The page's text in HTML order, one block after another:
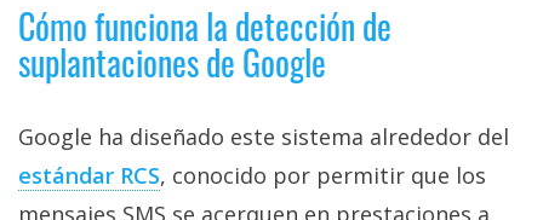
Cómo funciona la detección de
suplantaciones de Google
Google ha diseñado este sistema alrededor del
estándar RCS‎, conocido por permitir que los
mensajes SMS se acerquen en prestaciones a